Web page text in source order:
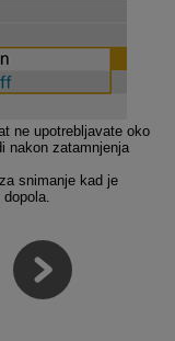
ne upotrebljavate oko
nakon zatamnjenja
snimanje kad je